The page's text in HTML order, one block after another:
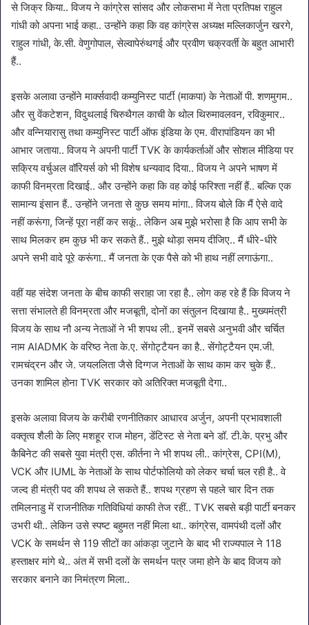
से जिक्र किया.. विजय ने कांग्रेस सांसद और लोकसभा में नेता प्रतिपक्ष राहुल
गांधी को अपना भाई कहा.. उन्होंने कहा कि वह कांग्रेस अध्यक्ष मल्लिकार्जुन खरगे,
राहुल गांधी, के.सी. वेणुगोपाल, सेल्वापेरुंथगई और प्रवीण चक्रवर्ती के बहुत आभारी
हैं..
इसके अलावा उन्होंने मार्क्सवादी कम्युनिस्ट पार्टी (माकपा) के नेताओं पी. शणमुगम..
और सु वेंकटेशन, विदुथलाई चिरुथैगल काची के थोल थिरुमावलवन, रविकुमार..
और वन्नियारासु तथा कम्युनिस्ट पार्टी ऑफ इंडिया के एम. वीरापांडियन का भी
आभार जताया.. विजय ने अपनी पार्टी TVK के कार्यकर्ताओं और सोशल मीडिया पर
सक्रिय वर्चुअल वॉरियर्स को भी विशेष धन्यवाद दिया.. विजय ने अपने भाषण में
काफी विनम्रता दिखाई.. और उन्होंने कहा कि वह कोई फरिश्ता नहीं हैं.. बल्कि एक
सामान्य इंसान हैं.. उन्होंने जनता से कुछ समय मांगा.. विजय बोले कि मैं ऐसे वादे
नहीं करूंगा, जिन्हें पूरा नहीं कर सकूं.. लेकिन अब मुझे भरोसा है कि आप सभी के
साथ मिलकर हम कुछ भी कर सकते हैं.. मुझे थोड़ा समय दीजिए.. मैं धीरे-धीरे
अपने सभी वादे पूरे करूंगा.. मैं जनता के एक पैसे को भी हाथ नहीं लगाऊंगा..
वहीं यह संदेश जनता के बीच काफी सराहा जा रहा है.. लोग कह रहे हैं कि विजय ने
सत्ता संभालते ही विनम्रता और मजबूती, दोनों का संतुलन दिखाया है.. मुख्यमंत्री
विजय के साथ नौ अन्य नेताओं ने भी शपथ ली.. इनमें सबसे अनुभवी और चर्चित
नाम AIADMK के वरिष्ठ नेता के.ए. सेंगोट्टैयन का है.. सेंगोट्टैयन एम.जी.
रामचंद्रन और जे. जयललिता जैसे दिग्गज नेताओं के साथ काम कर चुके हैं..
उनका शामिल होना TVK सरकार को अतिरिक्त मजबूती देगा..
इसके अलावा विजय के करीबी रणनीतिकार आधारव अर्जुन, अपनी प्रभावशाली
वक्तृत्व शैली के लिए मशहूर राज मोहन, डेंटिस्ट से नेता बने डॉ. टी.के. प्रभु और
कैबिनेट की सबसे युवा मंत्री एस. कीर्तना ने भी शपथ ली.. कांग्रेस, CPI(M),
VCK और IUML के नेताओं के साथ पोर्टफोलियो को लेकर चर्चा चल रही है.. वे
जल्द ही मंत्री पद की शपथ ले सकते हैं.. शपथ ग्रहण से पहले चार दिन तक
तमिलनाडु में राजनीतिक गतिविधियां काफी तेज रहीं.. TVK सबसे बड़ी पार्टी बनकर
उभरी थी.. लेकिन उसे स्पष्ट बहुमत नहीं मिला था.. कांग्रेस, वामपंथी दलों और
VCK के समर्थन से 119 सीटों का आंकड़ा जुटाने के बाद भी राज्यपाल ने 118
हस्ताक्षर मांगे थे.. अंत में सभी दलों के समर्थन पत्र जमा होने के बाद विजय को
सरकार बनाने का निमंत्रण मिला..